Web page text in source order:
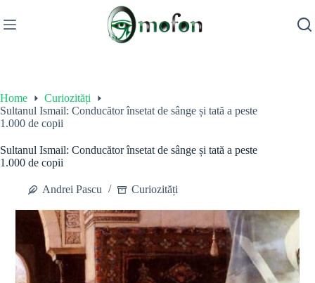
to
content
Home
Curiozități
Sultanul Ismail: Conducător însetat de sânge și tată a peste
1.000 de copii
Sultanul Ismail: Conducător însetat de sânge și tată a peste
1.000 de copii
Andrei Pascu Curiozități